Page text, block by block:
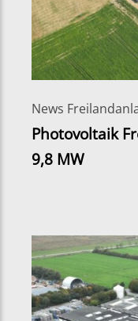
News
Photovoltaik
9,8 MW